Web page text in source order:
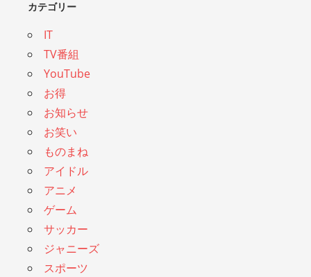
カテゴリー
IT
TV番組
YouTube
お得
お知らせ
お笑い
ものまね
アイドル
アニメ
ゲーム
サッカー
ジャニーズ
スポーツ